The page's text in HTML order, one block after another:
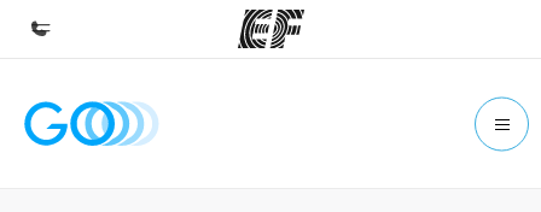
หน้าหลัก